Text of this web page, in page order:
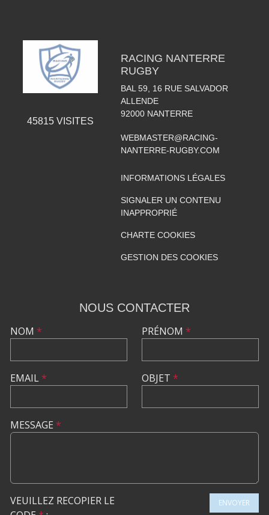
45815VISITES
RACING NANTERRE
RUGBY
BAL 59, 16 RUE SALVADOR
ALLENDE
92000 NANTERRE
WEBMASTER@RACING-
NANTERRE-RUGBY.COM
INFORMATIONS LÉGALES
SIGNALER UN CONTENU
INAPPROPRIÉ
CHARTE COOKIES
GESTION DES COOKIES
NOUS CONTACTER
NOM *
EMAIL*
PRÉNOM *
OBJET *
MESSAGE *
VEUILLEZ RECOPIER LE
ENVOYER